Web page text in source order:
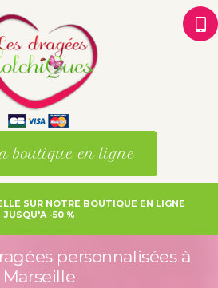
boutique en ligne
SUR NOTRE BOUTIQUE EN LIGNE
JUSQU'A -50 %
personnalisées à
Marseille